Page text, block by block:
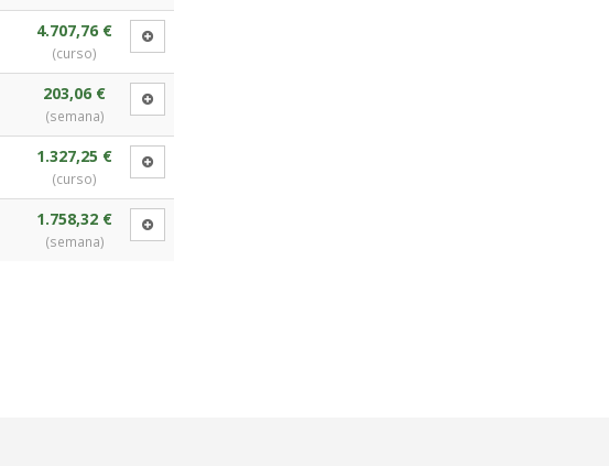
4.707,76 €
(curso)
203,06 €
(semana)
1.327,25 €
(curso)
1.758,32 €
(semana)